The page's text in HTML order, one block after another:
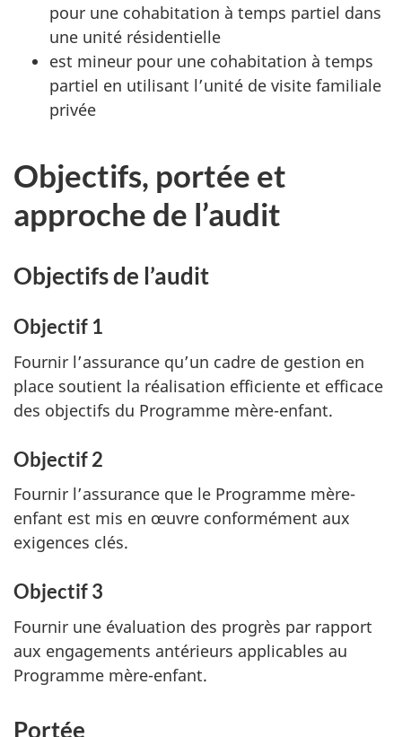
pour une cohabitation à temps partiel dans
une unité résidentielle
est mineur pour une cohabitation à temps
partiel en utilisant l’unité de visite familiale
privée
Objectifs, portée et
approche de l’audit
Objectifs de l’audit
Objectif 1
Fournir l’assurance qu’un cadre de gestion en
place soutient la réalisation efficiente et efficace
des objectifs du Programme mère-enfant.
Objectif 2
Fournir l’assurance que le Programme mère-
enfant est mis en œuvre conformément aux
exigences clés.
Objectif 3
Fournir une évaluation des progrès par rapport
aux engagements antérieurs applicables au
Programme mère-enfant.
Portée